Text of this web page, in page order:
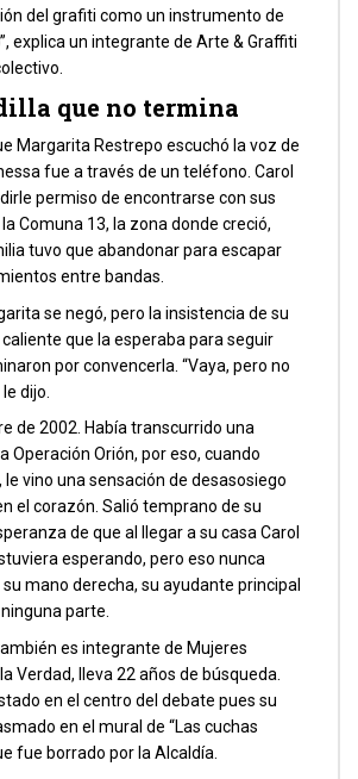
del grafiti como un instrumento de
explica un integrante de Arte & Graffiti
que no termina
Margarita Restrepo escuchó la voz de
fue a través de un teléfono. Carol
permiso de encontrarse con sus
Comuna 13, la zona donde creció,
tuvo que abandonar para escapar
entre bandas.
se negó, pero la insistencia de su
caliente que la esperaba para seguir
por convencerla. “Vaya, pero no
dijo.
de 2002. Había transcurrido una
Operación Orión, por eso, cuando
le vino una sensación de desasosiego
el corazón. Salió temprano de su
de que al llegar a su casa Carol
esperando, pero eso nunca
mano derecha, su ayudante principal
parte.
es integrante de Mujeres
Verdad, lleva 22 años de búsqueda.
en el centro del debate pues su
en el mural de “Las cuchas
fue borrado por la Alcaldía.